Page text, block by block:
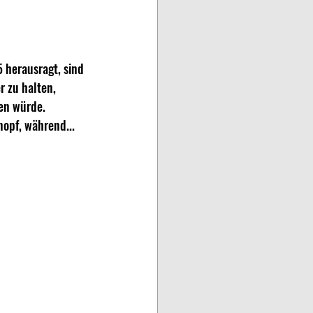
herausragt, sind
zu halten,
würde.
während...